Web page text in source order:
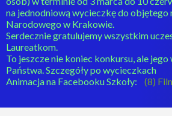
na jednodniową wycieczkę do objętego
Narodowego w Krakowie.
Serdecznie gratulujemy wszystkim
Laureatkom.
To jeszcze nie koniec konkursu, ale
Państwa. Szczegóły po wycieczkach
Animacja na Facebooku Szkoły:
(8)